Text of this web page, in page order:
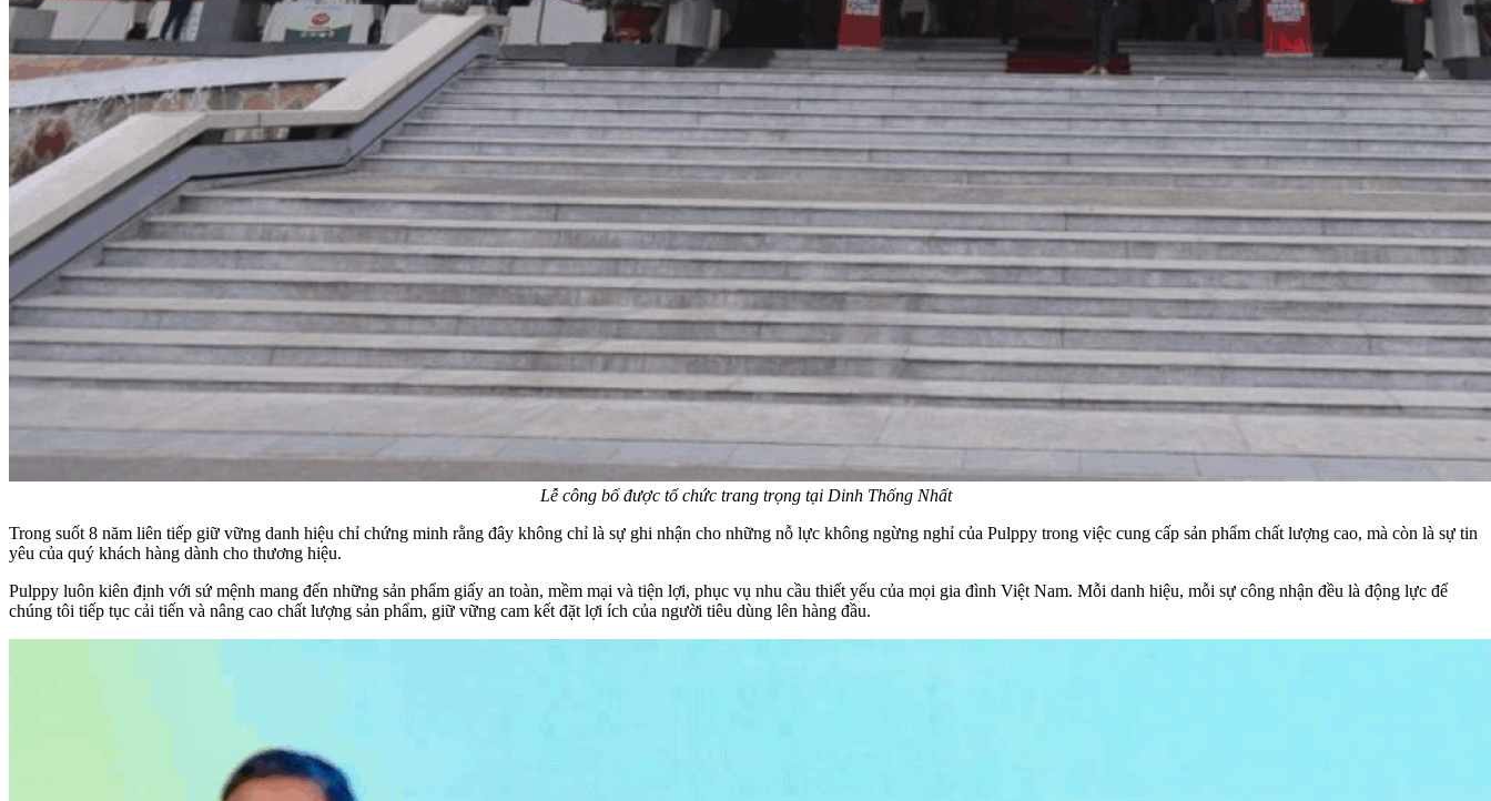
Lễ công bố được tổ chức trang trọng tại Dinh Thống Nhất
Trong suốt 8 năm liên tiếp giữ vững danh hiệu chỉ chứng minh rằng đây không chỉ là sự ghi nhận cho những nỗ lực không ngừng nghỉ của Pulppy trong việc cung cấp sản phẩm chất lượng cao, mà còn là sự tin
yêu của quý khách hàng dành cho thương hiệu.
Pulppy luôn kiên định với sứ mệnh mang đến những sản phẩm giấy an toàn, mềm mại và tiện lợi, phục vụ nhu cầu thiết yếu của mọi gia đình Việt Nam. Mỗi danh hiệu, mỗi sự công nhận đều là động lực để
chúng tôi tiếp tục cải tiến và nâng cao chất lượng sản phẩm, giữ vững cam kết đặt lợi ích của người tiêu dùng lên hàng đầu.